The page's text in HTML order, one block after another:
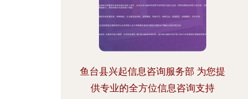
鱼台县兴起信息咨询服务部 为您提
供专业的全方位信息咨询支持